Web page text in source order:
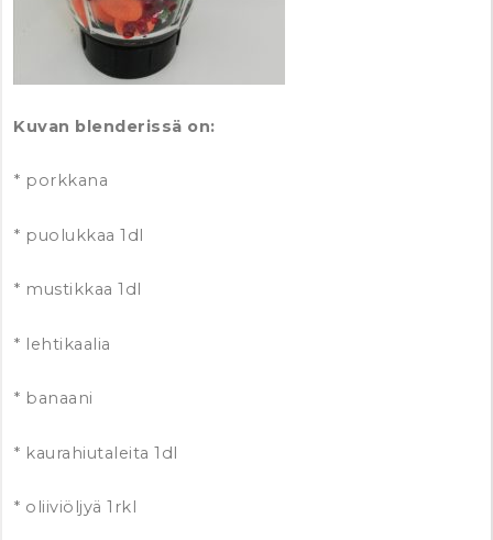
Kuvan blenderissä on:
* porkkana
* puolukkaa 1dl
* mustikkaa 1dl
* lehtikaalia
* banaani
* kaurahiutaleita 1dl
* oliiviöljyä 1rkl